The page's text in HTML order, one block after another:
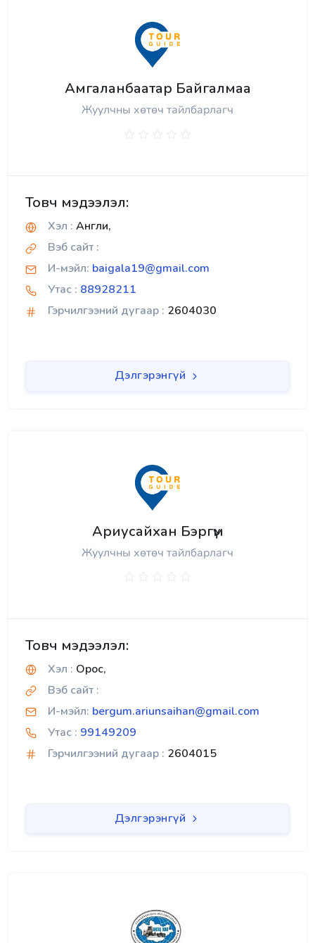
Амгаланбаатар Байгалмаа
Жуулчны хөтөч тайлбарлагч
Товч мэдээлэл:
Хэл : Англи,
Вэб сайт :
И-мэйл: baigala19@gmail.com
Утас : 88928211
Гэрчилгээний дугаар : 2604030
Дэлгэрэнгүй
Ариусайхан Бэргүм
Жуулчны хөтөч тайлбарлагч
Товч мэдээлэл:
Хэл : Орос,
Вэб сайт :
И-мэйл: bergum.ariunsaihan@gmail.com
Утас : 99149209
Гэрчилгээний дугаар : 2604015
Дэлгэрэнгүй